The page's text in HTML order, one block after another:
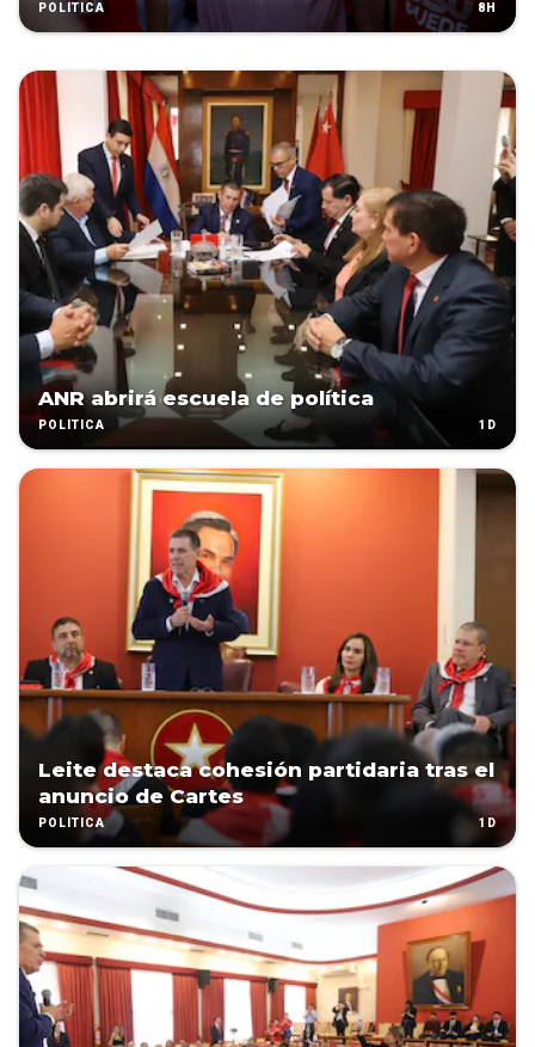
POLÍTICA 8H
ANR abrirá escuela de política
POLÍTICA 1D
Leite destaca cohesión partidaria tras el
anuncio de Cartes
POLÍTICA 1D